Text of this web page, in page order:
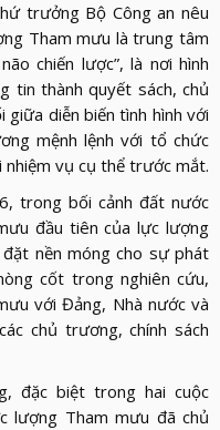
trưởng Bộ Công an nêu
Tham mưu là trung tâm
chiến lược”, là nơi hình
tin thành quyết sách, chủ
diễn biến tình hình với
mệnh lệnh với tổ chức
nhiệm vụ cụ thể trước mắt.
trong bối cảnh đất nước
đầu tiên của lực lượng
nền móng cho sự phát
cốt trong nghiên cứu,
với Đảng, Nhà nước và
chủ trương, chính sách
đặc biệt trong hai cuộc
lượng Tham mưu đã chủ